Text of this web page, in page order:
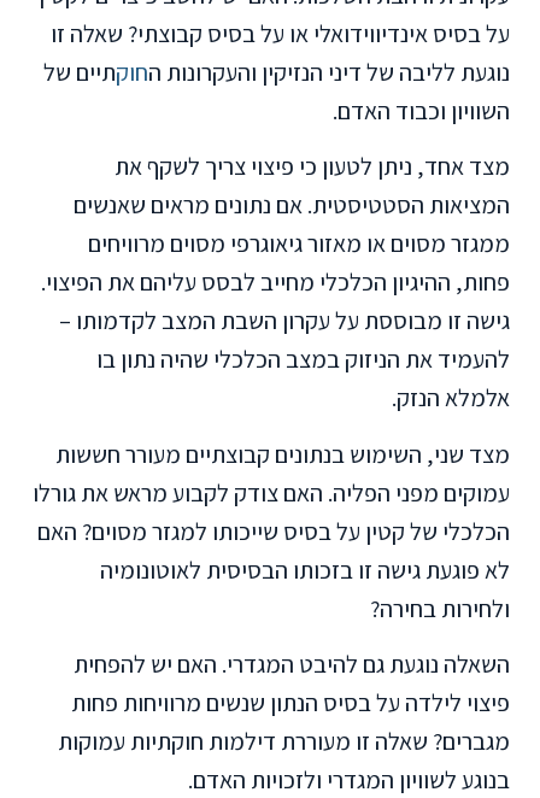
על בסיס אינדיווידואלי או על בסיס קבוצתי? שאלה זו
נוגעת לליבה של דיני הנזיקין והעקרונות החוקתיים של
השוויון וכבוד האדם.
מצד אחד, ניתן לטעון כי פיצוי צריך לשקף את
המציאות הסטטיסטית. אם נתונים מראים שאנשים
ממגזר מסוים או מאזור גיאוגרפי מסוים מרוויחים
פחות, ההיגיון הכלכלי מחייב לבסס עליהם את הפיצוי.
גישה זו מבוססת על עקרון השבת המצב לקדמותו –
להעמיד את הניזוק במצב הכלכלי שהיה נתון בו
אלמלא הנזק.
מצד שני, השימוש בנתונים קבוצתיים מעורר חששות
עמוקים מפני הפליה. האם צודק לקבוע מראש את גורלו
הכלכלי של קטין על בסיס שייכותו למגזר מסוים? האם
לא פוגעת גישה זו בזכותו הבסיסית לאוטונומיה
ולחירות בחירה?
השאלה נוגעת גם להיבט המגדרי. האם יש להפחית
פיצוי לילדה על בסיס הנתון שנשים מרוויחות פחות
מגברים? שאלה זו מעוררת דילמות חוקתיות עמוקות
בנוגע לשוויון המגדרי ולזכויות האדם.